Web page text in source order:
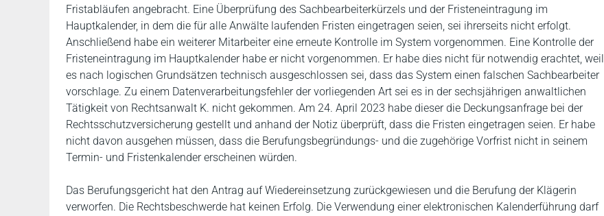
Fristabläufen angebracht. Eine Überprüfung des Sachbearbeiterkürzels und der Fristeneintragung im
Hauptkalender, in dem die für alle Anwälte laufenden Fristen eingetragen seien, sei ihrerseits nicht erfolgt.
Anschließend habe ein weiterer Mitarbeiter eine erneute Kontrolle im System vorgenommen. Eine Kontrolle der
Fristeneintragung im Hauptkalender habe er nicht vorgenommen. Er habe dies nicht für notwendig erachtet, weil
es nach logischen Grundsätzen technisch ausgeschlossen sei, dass das System einen falschen Sachbearbeiter
vorschlage. Zu einem Datenverarbeitungsfehler der vorliegenden Art sei es in der sechsjährigen anwaltlichen
Tätigkeit von Rechtsanwalt K. nicht gekommen. Am 24. April 2023 habe dieser die Deckungsanfrage bei der
Rechtsschutzversicherung gestellt und anhand der Notiz überprüft, dass die Fristen eingetragen seien. Er habe
nicht davon ausgehen müssen, dass die Berufungsbegründungs- und die zugehörige Vorfrist nicht in seinem
Termin- und Fristenkalender erscheinen würden.
Das Berufungsgericht hat den Antrag auf Wiedereinsetzung zurückgewiesen und die Berufung der Klägerin
verworfen. Die Rechtsbeschwerde hat keinen Erfolg. Die Verwendung einer elektronischen Kalenderführung darf